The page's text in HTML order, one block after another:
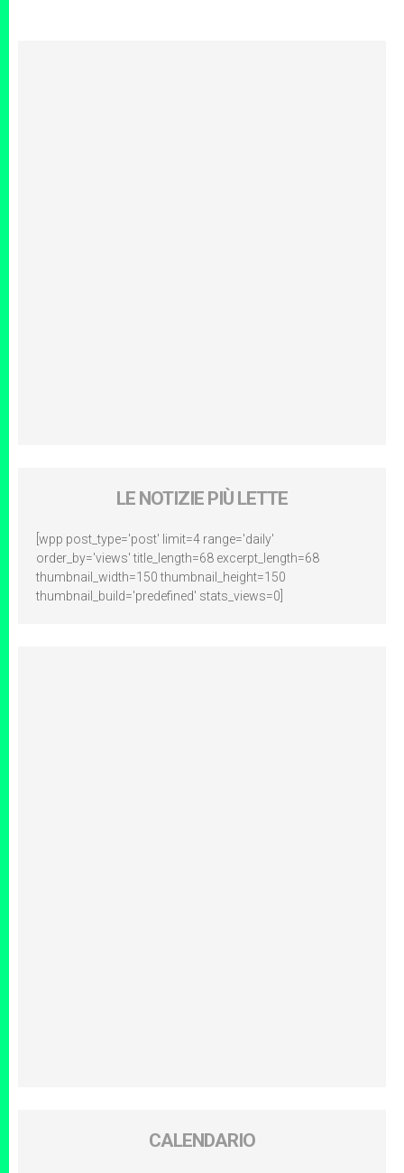
LE NOTIZIE PIÙ LETTE
[wpp post_type='post' limit=4 range='daily'
order_by='views' title_length=68 excerpt_length=68
thumbnail_width=150 thumbnail_height=150
thumbnail_build='predefined' stats_views=0]
CALENDARIO